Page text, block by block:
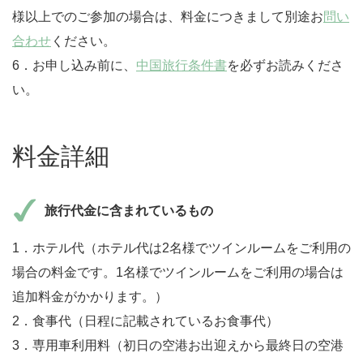
様以上でのご参加の場合は、料金につきまして別途お問い
合わせ ください。
6．お申し込み前に、 中国旅行条件書を必ずお読みくださ
い。
料金詳細
旅行代金に含まれているもの
1．ホテル代（ホテル代は2名様でツインルームをご利用の
場合の料金です。1名様でツインルームをご利用の場合は
追加料金がかかります。）
2．食事代（日程に記載されているお食事代）
3．専用車利用料（初日の空港お出迎えから最終日の空港